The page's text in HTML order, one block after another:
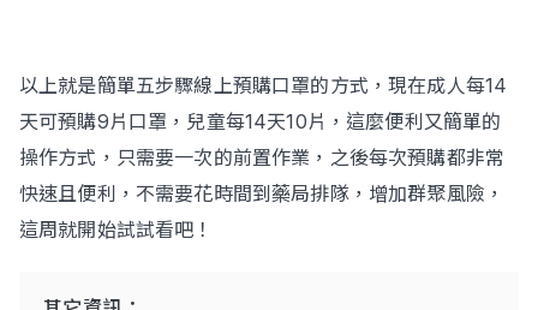
以上就是簡單五步驟線上預購口罩的方式，現在成人每14
天可預購9片口罩，兒童每14天10片，這麼便利又簡單的
操作方式，只需要一次的前置作業，之後每次預購都非常
快速且便利，不需要花時間到藥局排隊，增加群聚風險，
這周就開始試試看吧！